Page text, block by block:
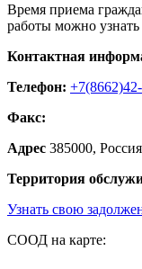
Время приема
работы можно
Контактная
Телефон:
Факс:
Адрес 385000,
Территория
Узнать свою
СООД на карте: